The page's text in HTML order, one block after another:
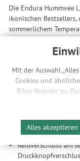
Mit der Auswahl
Cookies und
Biker-Boarder zu.
Ihrer Geräte- und
ermöglicht es uns,
Werbeanzeigen für
unserer Website
werden Ihre
weitergegeben.
Alles akzeptieren
Die Endura Hummvee
ikonischen
sommerlichem
Hummvee
leistungsstarken,
für das Radfahren
Arbeit
Fronttaschen und
Reißverschluss
Reißverschluss am